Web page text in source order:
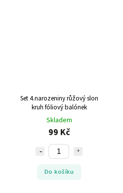
Set 4.narozeniny růžový slon
kruh fóliový balónek
Skladem
99 Kč
Do košíku